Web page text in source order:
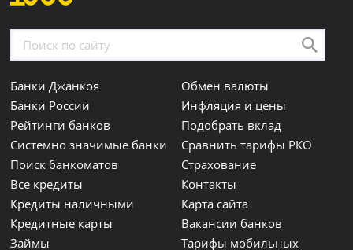
Банки Джанкоя
Банки России
Рейтинги банков
Системно значимые банки
Поиск банкоматов
Все кредиты
Кредиты наличными
Кредитные карты
Займы
Обмен валюты
Инфляция и цены
Подобрать вклад
Сравнить тарифы РКО
Страхование
Контакты
Карта сайта
Вакансии банков
Тарифы мобильных